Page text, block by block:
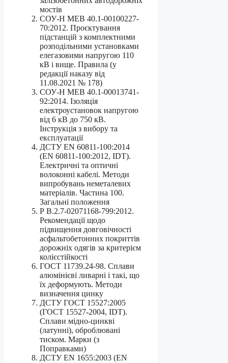
мостів
СОУ-Н МЕВ 40.1-00100227-
70:2012. Проєктування
підстанцій з комплектними
розподільними установками
елегазовими напругою 110
кВ і вище. Правила (у
редакції наказу від
11.08.2021 № 178)
СОУ-Н МЕВ 40.1-00013741-
92:2014. Ізоляція
електроустановок напругою
від 6 кВ до 750 кВ.
Інструкція з вибору та
експлуатації
ДСТУ EN 60811-100:2014
(EN 60811-100:2012, IDT).
Електричні та оптичні
волоконні кабелі. Методи
випробувань неметалевих
матеріалів. Частина 100.
Загальні положення
Р В.2.7-02071168-799:2012.
Рекомендації щодо
підвищення довговічності
асфальтобетонних покриттів
дорожніх одягів за критерієм
колієстійкості
ГОСТ 11739.24-98. Сплави
алюмінієві ливарні і такі, що
їх деформують. Методи
визначення цинку
ДСТУ ГОСТ 15527:2005
(ГОСТ 15527-2004, IDТ).
Сплави мідно-цинкві
(латунні), оброблювані
тиском. Марки (з
Поправками)
ДСТУ EN 1655:2003 (EN